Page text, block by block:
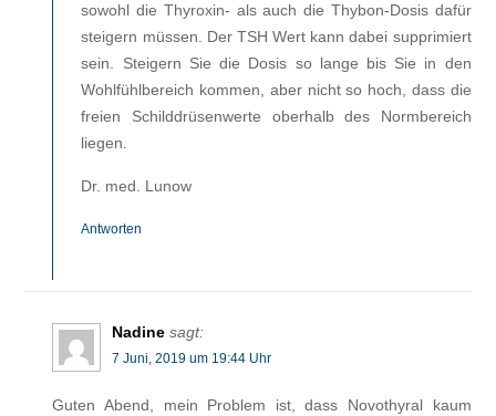
sowohl die Thyroxin- als auch die Thybon-Dosis dafür
steigern müssen. Der TSH Wert kann dabei supprimiert
sein. Steigern Sie die Dosis so lange bis Sie in den
Wohlfühlbereich kommen, aber nicht so hoch, dass die
freien Schilddrüsenwerte oberhalb des Normbereich
liegen.
Dr. med. Lunow
Antworten
Nadine sagt:
7 Juni, 2019 um 19:44 Uhr
Guten Abend, mein Problem ist, dass Novothyral kaum